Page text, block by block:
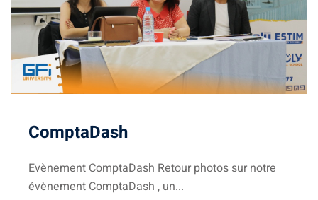
& AI
ComptaDash
Evènement ComptaDash Retour photos sur notre
évènement ComptaDash , un...